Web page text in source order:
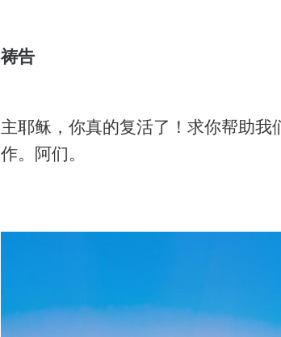
祷告
主耶稣，你真的复活了！求你帮助
作。阿们。